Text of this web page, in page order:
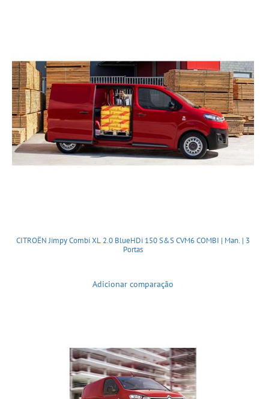
CITROËN Jimpy Combi XL 2.0 BlueHDi 150 S&S CVM6 COMBI | Man. | 3
Portas
Adicionar comparação